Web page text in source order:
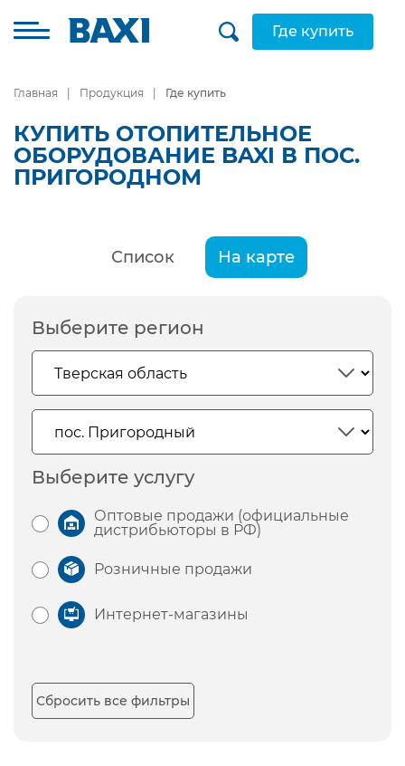
Где купить
Главная Продукция Где купить
КУПИТЬ ОТОПИТЕЛЬНОЕ
ОБОРУДОВАНИЕ BAXI В ПОС.
ПРИГОРОДНОМ
Список На карте
Выберите регион
Выберите услугу
Оптовые продажи (официальные
дистрибьюторы в РФ)
Розничные продажи
Интернет-магазины
Сбросить все фильтры